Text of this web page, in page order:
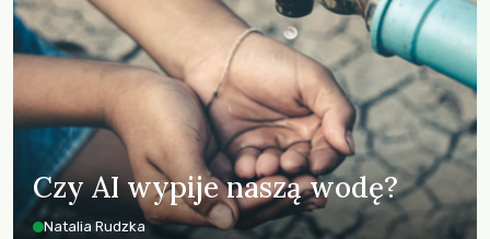
Czy AI wypije naszą wodę?
Natalia Rudzka